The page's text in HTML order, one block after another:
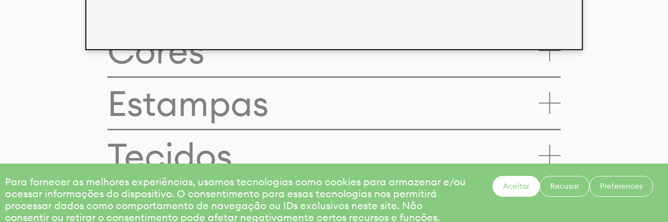
Para fornecer as melhores experiências, usamos tecnologias como cookies para armazenar e/ou
acessar informações do dispositivo. O consentimento para essas tecnologias nos permitirá
processar dados como comportamento de navegação ou IDs exclusivos neste site. Não
consentir ou retirar o consentimento pode afetar negativamente certos recursos e funções.
Aceitar Recusar Preferences
Cores
Estampas
Tecidos